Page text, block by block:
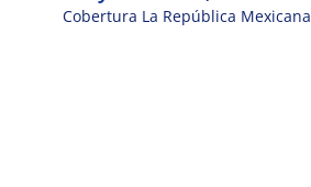
Cobertura La República Mexicana